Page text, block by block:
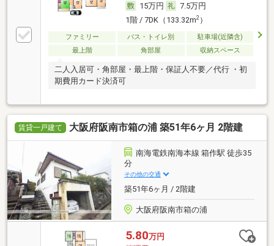
15万円
7.5万円
1階 / 7DK（133.32m2）
ファミリー バス・トイレ別
駐車場(近隣含)
最上階
角部屋 収納スペース
二人入居可・角部屋・最上階・保証人不要／代行 ・初
期費用カード決済可
賃貸一戸建て 大阪府阪南市箱の浦 築51年6ヶ月 2階建
南海電鉄南海本線 箱作駅 徒歩35
分
その他の交通
築51年6ヶ月 / 2階建
大阪府阪南市箱の浦
5.80万円